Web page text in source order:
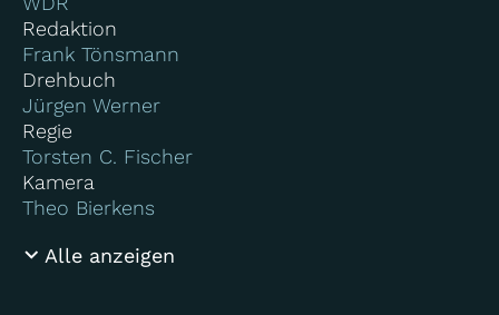
Redaktion
Frank Tönsmann
Drehbuch
Jürgen Werner
Regie
Torsten C. Fischer
Kamera
Theo Bierkens
Alle anzeigen